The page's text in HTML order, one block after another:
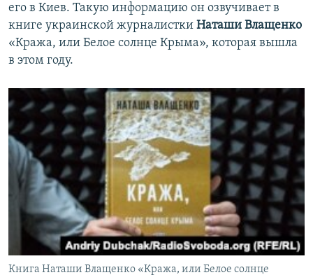
его в Киев. Такую информацию он озвучивает в
книге украинской журналистки Наташи Влащенко
«Кража, или Белое солнце Крыма», которая вышла
в этом году.
Книга Наташи Влащенко «Кража, или Белое солнце